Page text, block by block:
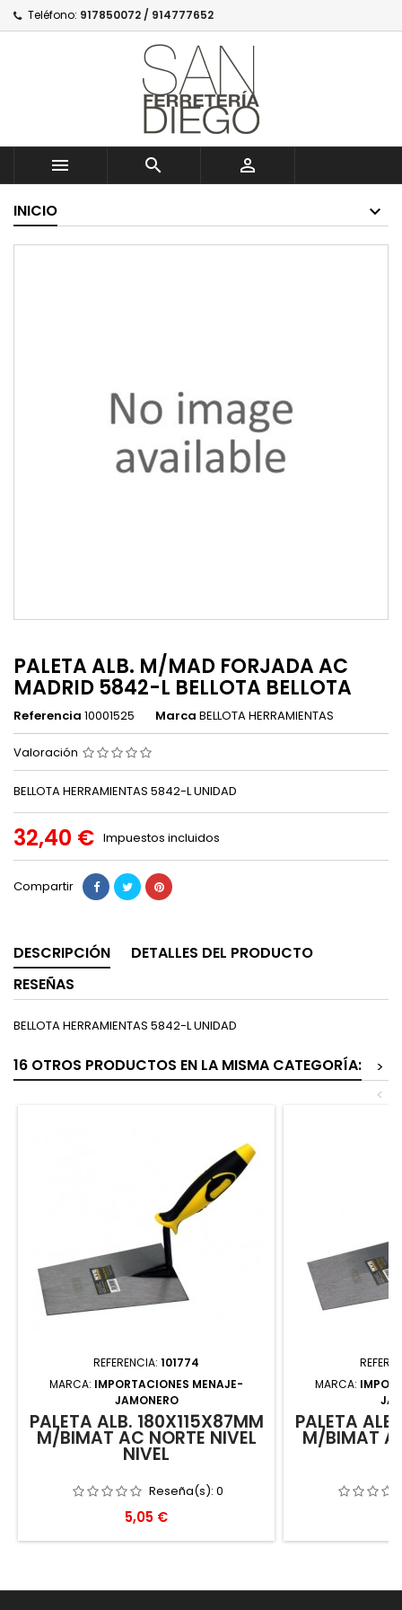
Teléfono: 917850072 / 914777652
  
INICIO
PALETA ALB. M/MAD FORJADA AC
MADRID 5842-L BELLOTA BELLOTA
Referencia 10001525 Marca BELLOTA HERRAMIENTAS
Valoración
BELLOTA HERRAMIENTAS 5842-L UNIDAD
32,40 € Impuestos incluidos
Compartir
DESCRIPCIÓN
DETALLES DEL PRODUCTO
RESEÑAS
BELLOTA HERRAMIENTAS 5842-L UNIDAD
16 OTROS PRODUCTOS EN LA MISMA CATEGORÍA:
>
<
REFERENCIA: 101774
MARCA: IMPORTACIONES MENAJE-
JAMONERO
PALETA ALB. 180X115X87MM
M/BIMAT AC NORTE NIVEL
NIVEL
Reseña(s): 0
Precio
5,05 €
MARCA:
PALETA
M/BIMAT